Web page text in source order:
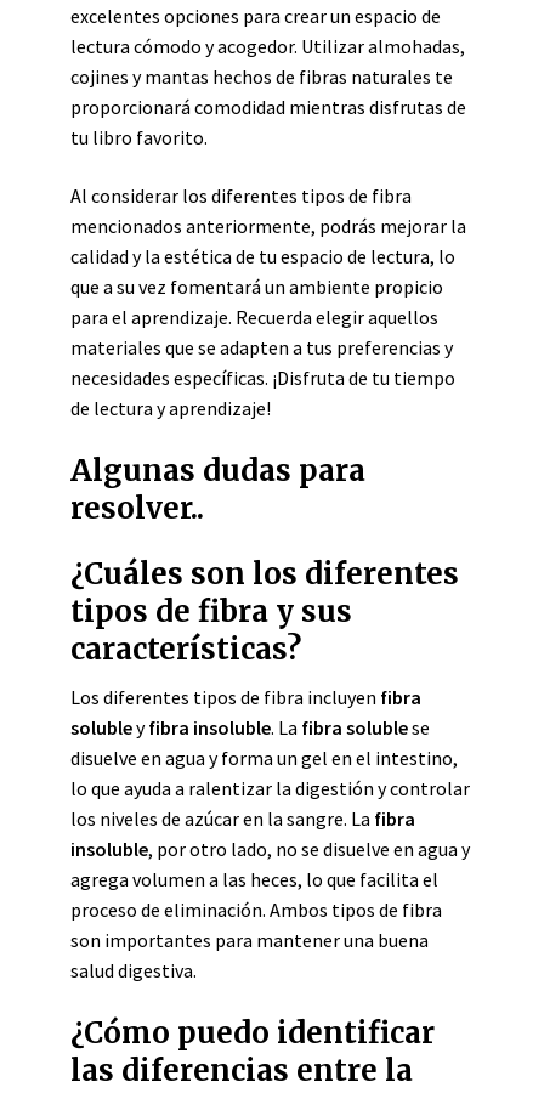
excelentes opciones para crear un espacio de
lectura cómodo y acogedor. Utilizar almohadas,
cojines y mantas hechos de fibras naturales te
proporcionará comodidad mientras disfrutas de
tu libro favorito.
Al considerar los diferentes tipos de fibra
mencionados anteriormente, podrás mejorar la
calidad y la estética de tu espacio de lectura, lo
que a su vez fomentará un ambiente propicio
para el aprendizaje. Recuerda elegir aquellos
materiales que se adapten a tus preferencias y
necesidades específicas. ¡Disfruta de tu tiempo
de lectura y aprendizaje!
Algunas dudas para
resolver..
¿Cuáles son los diferentes
tipos de fibra y sus
características?
Los diferentes tipos de fibra incluyen fibra
solubleyfibra insoluble. La fibra solublese
disuelve en agua y forma un gel en el intestino,
lo que ayuda a ralentizar la digestión y controlar
los niveles de azúcar en la sangre. La fibra
insoluble, por otro lado, no se disuelve en agua y
agrega volumen a las heces, lo que facilita el
proceso de eliminación. Ambos tipos de fibra
son importantes para mantener una buena
salud digestiva.
¿Cómo puedo identificar
las diferencias entre la